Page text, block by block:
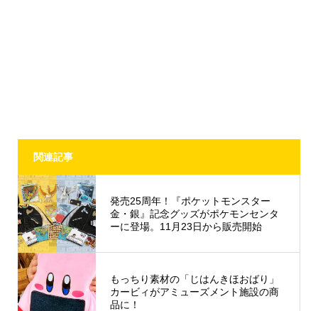
関連記事
発売25周年！『ポケットモンスター
金・銀』記念グッズがポケモンセンタ
ーに登場。11月23日から販売開始
もっちり素材の「じはんきほおばり」
カービィがアミューズメント施設の商
品に！